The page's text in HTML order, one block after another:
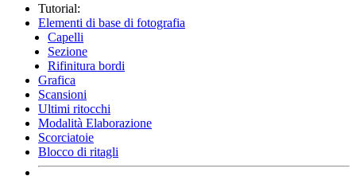
Tutorial:
Elementi di base di fotografia
Capelli
Sezione
Rifinitura bordi
Grafica
Scansioni
Ultimi ritocchi
Modalità Elaborazione
Scorciatoie
Blocco di ritagli